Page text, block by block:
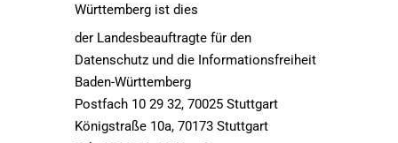
Württemberg ist dies
der Landesbeauftragte für den
Datenschutz und die Informationsfreiheit
Baden-Württemberg
Postfach 10 29 32, 70025 Stuttgart
Königstraße 10a, 70173 Stuttgart